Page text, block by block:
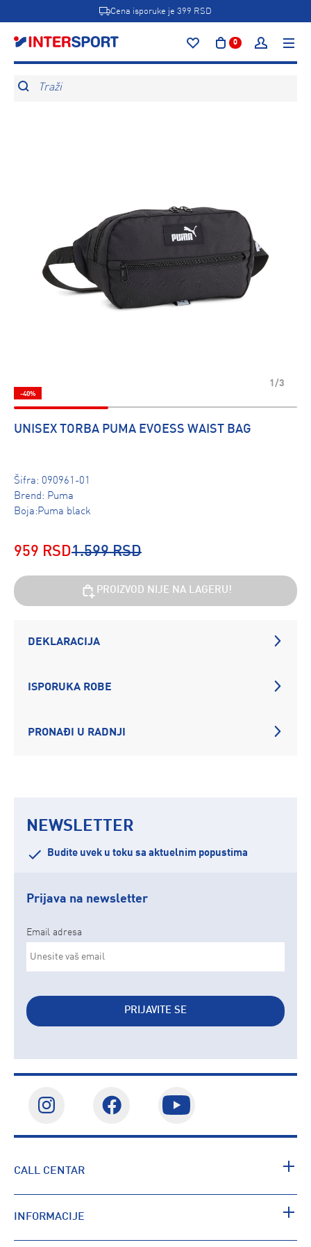
Cena isporuke je 399 RSD
0
Traži
1/3
-40%
UNISEX TORBA PUMA EVOESS WAIST BAG
Šifra: 090961-01
Brend: Puma
Boja:Puma black
959 RSD1.599 RSD
PROIZVOD NIJE NA LAGERU!
DEKLARACIJA
ISPORUKA ROBE
PRONAĐI U RADNJI
NEWSLETTER
Budite uvek u toku sa aktuelnim popustima
Prijava na newsletter
Email adresa
PRIJAVITE SE
CALL CENTAR
INFORMACIJE